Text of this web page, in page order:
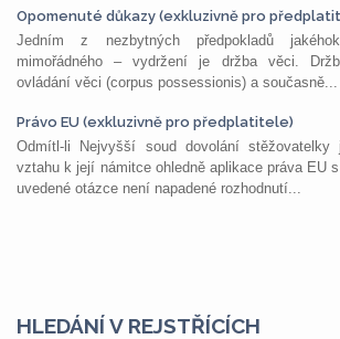
Opomenuté důkazy (exkluzivně pro
Jedním z nezbytných předpokladů
mimořádného – vydržení je držba věci.
ovládání věci (corpus possessionis) a současně...
Právo EU (exkluzivně pro předplatitele)
Odmítl-li Nejvyšší soud dovolání stěžovatelky
vztahu k její námitce ohledně aplikace práva EU
uvedené otázce není napadené rozhodnutí...
HLEDÁNÍ V REJSTŘÍCÍCH